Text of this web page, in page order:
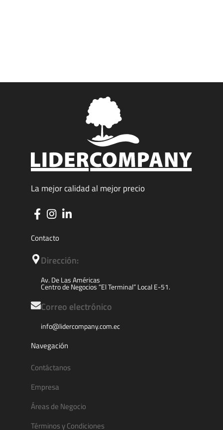
La mejor calidad al mejor precio
Contacto
Dirección:
Av. De Las Américas
Centro de Negocios “El Terminal” Local E-51.
Correo electrónico
info@lidercompany.com.ec
Navegación
Contáctanos
Empresa
Áreas de Negocio
Términos y Condiciones